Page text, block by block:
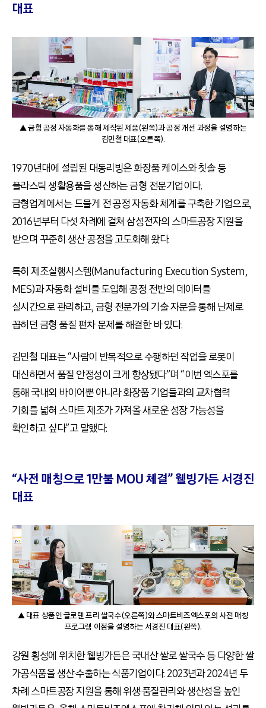
대표
▲ 금형 공정 자동화를 통해 제작된 제품(왼쪽)과 공정 개선 과정을 설명하는
김민철 대표(오른쪽).
1970년대에 설립된 대동리빙은 화장품 케이스와 칫솔 등
플라스틱 생활용품을 생산하는 금형 전문기업이다.
금형업계에서는 드물게 전 공정 자동화 체계를 구축한 기업으로,
2016년부터 다섯 차례에 걸쳐 삼성전자의 스마트공장 지원을
받으며 꾸준히 생산 공정을 고도화해 왔다.
특히 제조실행시스템(Manufacturing Execution System,
MES)과 자동화 설비를 도입해 공정 전반의 데이터를
실시간으로 관리하고, 금형 전문가의 기술 자문을 통해 난제로
꼽히던 금형 품질 편차 문제를 해결한 바 있다.
김민철 대표는 “사람이 반복적으로 수행하던 작업을 로봇이
대신하면서 품질 안정성이 크게 향상됐다”며 “이번 엑스포를
통해 국내외 바이어뿐 아니라 화장품 기업들과의 교차협력
기회를 넓혀 스마트 제조가 가져올 새로운 성장 가능성을
확인하고 싶다”고 말했다.
“사전 매칭으로 1만불 MOU 체결” 웰빙가든 서경진
대표
▲ 대표 상품인 글로텐 프리 쌀국수(오른쪽)와 스마트비즈엑스포의 사전 매칭
프로그램 이점을 설명하는 서경진 대표(왼쪽).
강원 횡성에 위치한 웰빙가든은 국내산 쌀로 쌀국수 등 다양한 쌀
가공식품을 생산·수출하는 식품기업이다. 2023년과 2024년 두
차례 스마트공장 지원을 통해 위생·품질관리와 생산성을 높인